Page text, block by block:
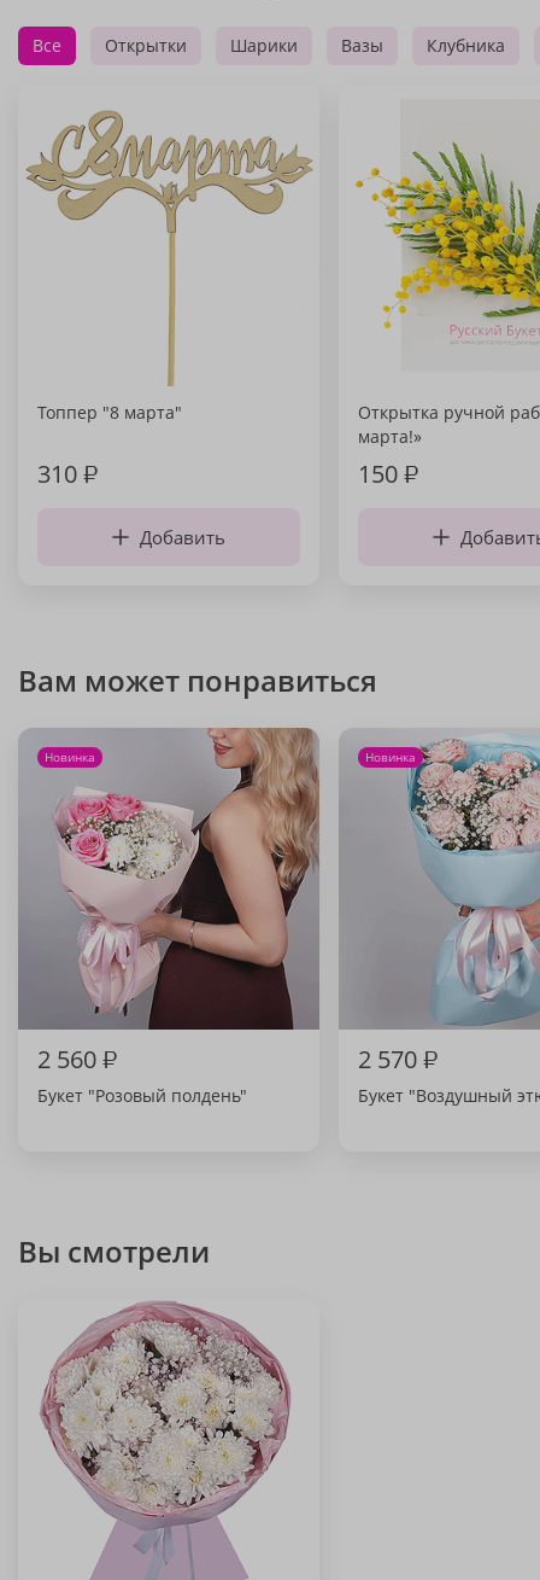
Все Открытки Шарики Вазы Клубника
Топпер "8 марта"
310₽
Добавить
Открытка ручной
марта!»
150₽
Вам может понравиться
Новинка
2 560₽
Букет "Розовый полдень"
Новинка
2 570₽
Букет "Воздушный
Вы смотрели